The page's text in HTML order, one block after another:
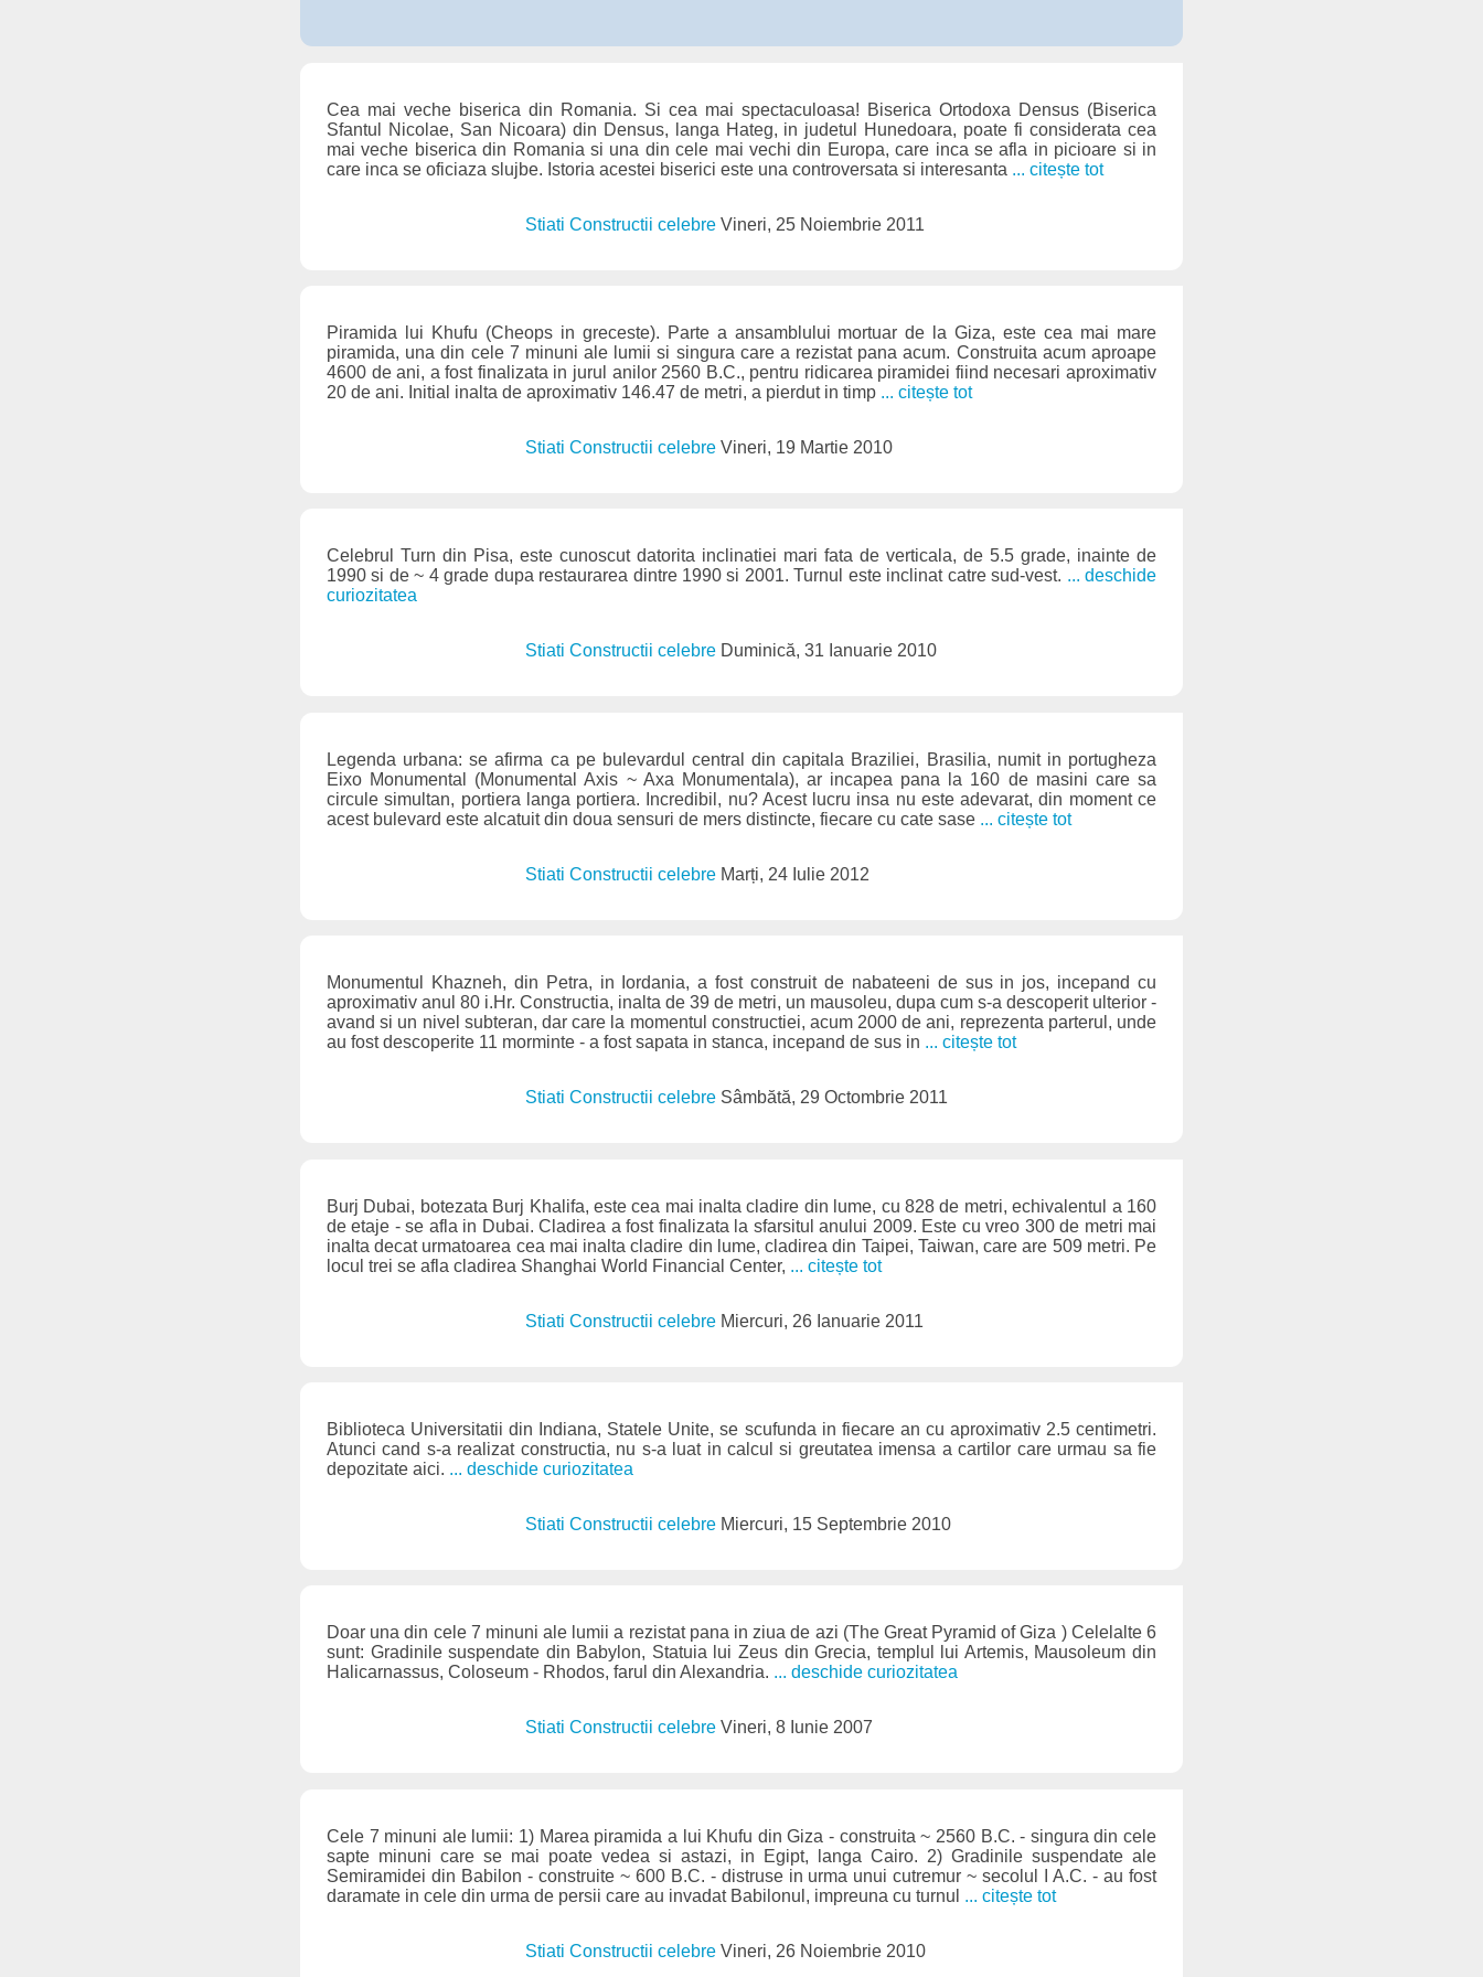
Cea mai veche biserica din Romania. Si cea mai spectaculoasa! Biserica Ortodoxa Densus (Biserica
Sfantul Nicolae, San Nicoara) din Densus, langa Hateg, in judetul Hunedoara, poate fi considerata cea
mai veche biserica din Romania si una din cele mai vechi din Europa, care inca se afla in picioare si in
care inca se oficiaza slujbe. Istoria acestei biserici este una controversata si interesanta ... citește tot
Stiati Constructii celebreVineri, 25 Noiembrie 2011
Piramida lui Khufu (Cheops in greceste). Parte a ansamblului mortuar de la Giza, este cea mai mare
piramida, una din cele 7 minuni ale lumii si singura care a rezistat pana acum. Construita acum aproape
4600 de ani, a fost finalizata in jurul anilor 2560 B.C., pentru ridicarea piramidei fiind necesari aproximativ
20 de ani. Initial inalta de aproximativ 146.47 de metri, a pierdut in timp ... citește tot
Stiati Constructii celebreVineri, 19 Martie 2010
Celebrul Turn din Pisa, este cunoscut datorita inclinatiei mari fata de verticala, de 5.5 grade, inainte de
1990 si de ~ 4 grade dupa restaurarea dintre 1990 si 2001. Turnul este inclinat catre sud-vest. ... deschide
curiozitatea
Stiati Constructii celebre Duminică, 31 Ianuarie 2010
Legenda urbana: se afirma ca pe bulevardul central din capitala Braziliei, Brasilia, numit in portugheza
Eixo Monumental (Monumental Axis ~ Axa Monumentala), ar incapea pana la 160 de masini care sa
circule simultan, portiera langa portiera. Incredibil, nu? Acest lucru insa nu este adevarat, din moment ce
acest bulevard este alcatuit din doua sensuri de mers distincte, fiecare cu cate sase ... citește tot
Stiati Constructii celebre Marți, 24 Iulie 2012
Monumentul Khazneh, din Petra, in Iordania, a fost construit de nabateeni de sus in jos, incepand cu
aproximativ anul 80 i.Hr. Constructia, inalta de 39 de metri, un mausoleu, dupa cum s-a descoperit ulterior -
avand si un nivel subteran, dar care la momentul constructiei, acum 2000 de ani, reprezenta parterul, unde
au fost descoperite 11 morminte - a fost sapata in stanca, incepand de sus in ... citește tot
Stiati Constructii celebre Sâmbătă, 29 Octombrie 2011
Burj Dubai, botezata Burj Khalifa, este cea mai inalta cladire din lume, cu 828 de metri, echivalentul a 160
de etaje - se afla in Dubai. Cladirea a fost finalizata la sfarsitul anului 2009. Este cu vreo 300 de metri mai
inalta decat urmatoarea cea mai inalta cladire din lume, cladirea din Taipei, Taiwan, care are 509 metri. Pe
locul trei se afla cladirea Shanghai World Financial Center, ... citește tot
Stiati Constructii celebre Miercuri, 26 Ianuarie 2011
Biblioteca Universitatii din Indiana, Statele Unite, se scufunda in fiecare an cu aproximativ 2.5 centimetri.
Atunci cand s-a realizat constructia, nu s-a luat in calcul si greutatea imensa a cartilor care urmau sa fie
depozitate aici. ... deschide curiozitatea
Stiati Constructii celebre Miercuri, 15 Septembrie 2010
Doar una din cele 7 minuni ale lumii a rezistat pana in ziua de azi (The Great Pyramid of Giza ) Celelalte 6
sunt: Gradinile suspendate din Babylon, Statuia lui Zeus din Grecia, templul lui Artemis, Mausoleum din
Halicarnassus, Coloseum - Rhodos, farul din Alexandria. ... deschide curiozitatea
Stiati Constructii celebreVineri, 8 Iunie 2007
Cele 7 minuni ale lumii: 1) Marea piramida a lui Khufu din Giza - construita ~ 2560 B.C. - singura din cele
sapte minuni care se mai poate vedea si astazi, in Egipt, langa Cairo. 2) Gradinile suspendate ale
Semiramidei din Babilon - construite ~ 600 B.C. - distruse in urma unui cutremur ~ secolul I A.C. - au fost
daramate in cele din urma de persii care au invadat Babilonul, impreuna cu turnul ... citește tot
Stiati Constructii celebreVineri, 26 Noiembrie 2010